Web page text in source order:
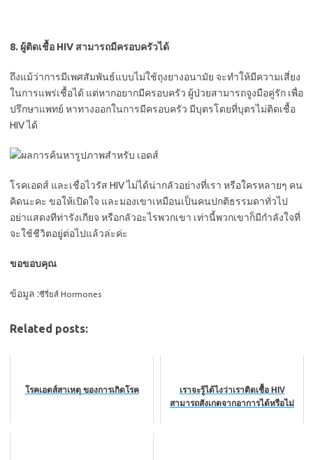
8. ผู้ติดเชื้อ HIV สามารถมีครอบครัวได้
ถึงแม้ว่าการมีเพศสัมพันธ์แบบไม่ใช้ถุงยางอนามัย จะทำให้มีความเสี่ยง
ในการแพร่เชื้อได้ แต่หากอยากมีครอบครัว ผู้ป่วยสามารถจูงมือคู่รัก เพื่อ
ปรึกษาแพทย์ หาทางออกในการมีครอบครัว มีบุตรโดยที่บุตรไม่ติดเชื้อ
HIV ได้
โรคเอดส์ และเชื่อไวรัส HIV ไม่ได้น่ากลัวอย่างที่เรา หรือใครหลายๆ คน
คิดนะคะ ขอให้เปิดใจ และมองเขาเหมือนเป็นคนปกติธรรมดาทั่วไป
อย่าแสดงทีท่ารังเกียจ หรือกลัวอะไรพวกเขา เท่านี้พวกเขาก็มีกำลังใจที่
จะใช้ชีวิตอยู่ต่อไปแล้วล่ะค่ะ
ขอขอบคุณ
ข้อมูล :ซีรี่ยส์ Hormones
Related posts:
โรคเอดส์สาเหตุ ของการเกิดโรค
เราจะรู้ได้ไงว่าเราติดเชื้อ HIV
สามารถสังเกตจากอาการได้หรือไม่